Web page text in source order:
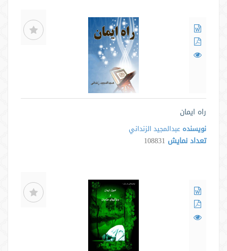
راه ایمان
نویسنده عبدالمجيد الزنداني
تعداد نمایش 108831